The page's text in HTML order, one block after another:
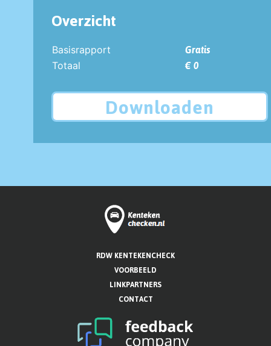
Overzicht
Basisrapport
Gratis
Totaal
€ 0
Downloaden
RDW KENTEKENCHECK
VOORBEELD
LINKPARTNERS
CONTACT